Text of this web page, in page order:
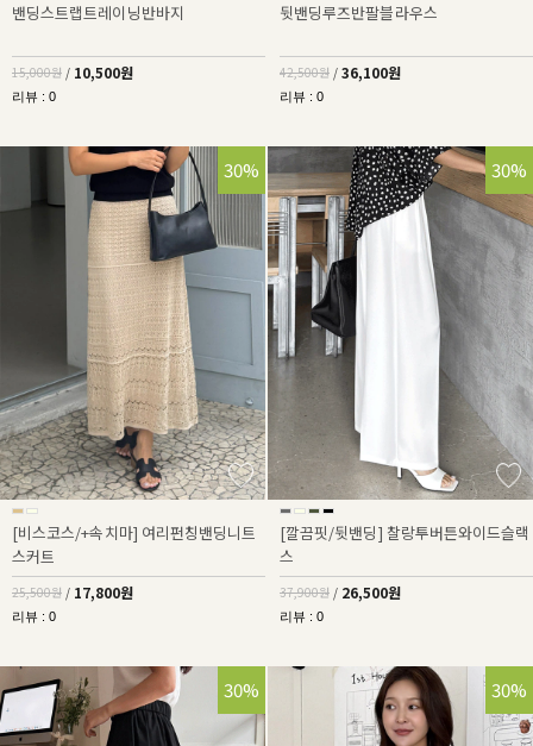
밴딩스트랩트레이닝반바지
15,000원 / 10,500원
리뷰 : 0
뒷밴딩루즈반팔블라우스
42,500원 / 36,100원
리뷰 : 0
30%
[비스코스/+속치마] 여리펀칭밴딩니트
스커트
25,500원 / 17,800원
리뷰 : 0
30%
[깔끔핏/뒷밴딩] 찰랑투버튼와이드슬랙
스
37,900원 / 26,500원
리뷰 : 0
30% 30%